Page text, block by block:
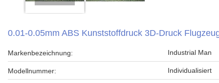
0.01-0.05mm ABS Kunststoffdruck 3D-Druck
Markenbezeichnung: Industrial Man
Modellnummer: Individualisiert